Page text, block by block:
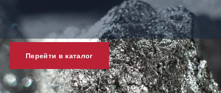
Перейти в каталог